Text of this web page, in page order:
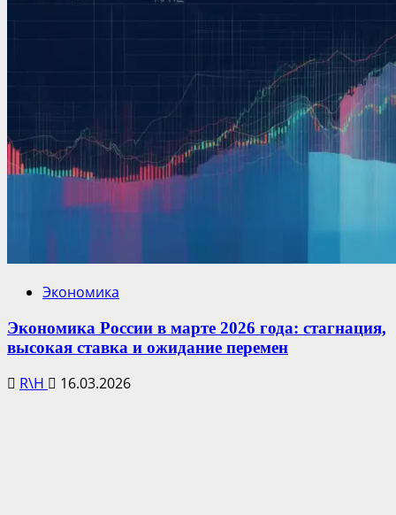
Экономика
Экономика России в марте 2026 года: стагнация,
высокая ставка и ожидание перемен
R\H 16.03.2026